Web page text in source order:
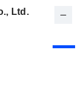
Ltd.